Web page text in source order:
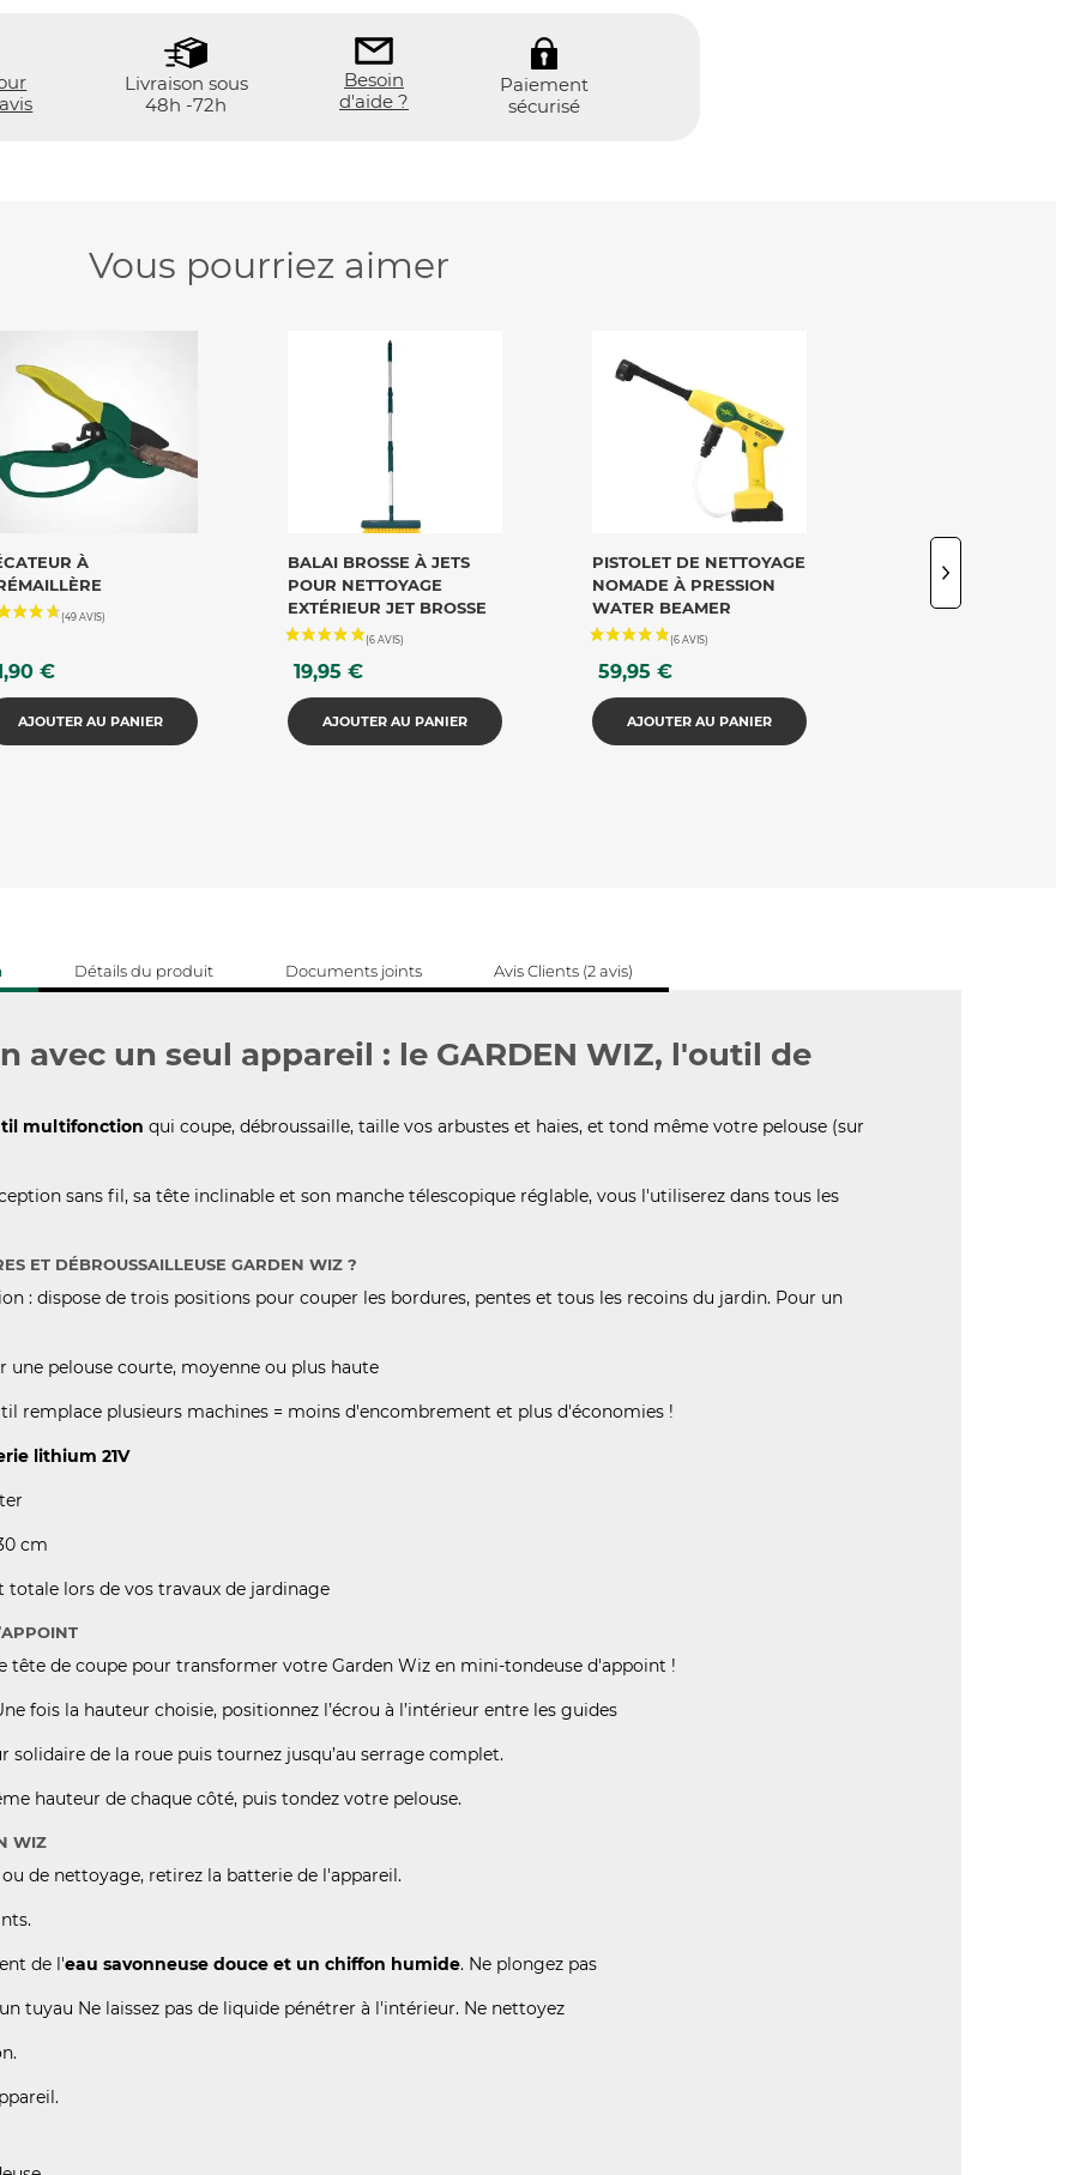
Livraison sous
48h -72h
Besoin
d'aide ?
Paiement
sécurisé
Vous pourriez aimer
À
€
AJOUTER AU PANIER
VOIR LE PRODUIT
BALAI BROSSE À JETS
POUR NETTOYAGE
EXTÉRIEUR JET BROSSE
Prix
19,95 €
AJOUTER AU PANIER
VOIR LE PRODUIT
PISTOLET DE NETTOYAGE
NOMADE À PRESSION
WATER BEAMER
Prix
59,95 €
AJOUTER AU PANIER
SOUFFLEUR À MAIN
RECHARGEABLE
BEAMER -
Détails du produit Documents joints Avis Clients (2 avis)
avec un seul appareil : le GARDEN WIZ, l'outil de
multifonction qui coupe, débroussaille, taille vos arbustes et haies, et tond même votre pelouse (sur
sans fil, sa tête inclinable et son manche télescopique réglable, vous l'utiliserez dans tous les
ET DÉBROUSSAILLEUSE GARDEN WIZ ?
: dispose de trois positions pour couper les bordures, pentes et tous les recoins du jardin. Pour un
une pelouse courte, moyenne ou plus haute
remplace plusieurs machines = moins d'encombrement et plus d'économies !
lithium 21V
cm
lors de vos travaux de jardinage
tête de coupe pour transformer votre Garden Wiz en mini-tondeuse d'appoint !
fois la hauteur choisie, positionnez l’écrou à l’intérieur entre les guides
solidaire de la roue puis tournez jusqu’au serrage complet.
hauteur de chaque côté, puis tondez votre pelouse.
WIZ
de nettoyage, retirez la batterie de l'appareil.
de l'eau savonneuse douce et un chiffon humide. Ne plongez pas
tuyau Ne laissez pas de liquide pénétrer à l'intérieur. Ne nettoyez